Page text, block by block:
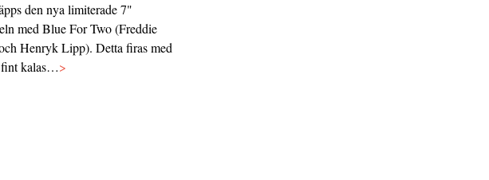
den nya limiterade 7"
med Blue For Two (Freddie
Henryk Lipp). Detta firas med
kalas…>